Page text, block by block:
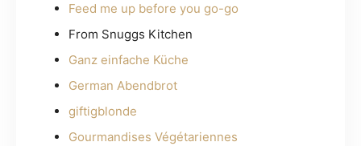
Feed me up before you go-go
From Snuggs Kitchen
Ganz einfache Küche
German Abendbrot
giftigblonde
Gourmandises Végétariennes